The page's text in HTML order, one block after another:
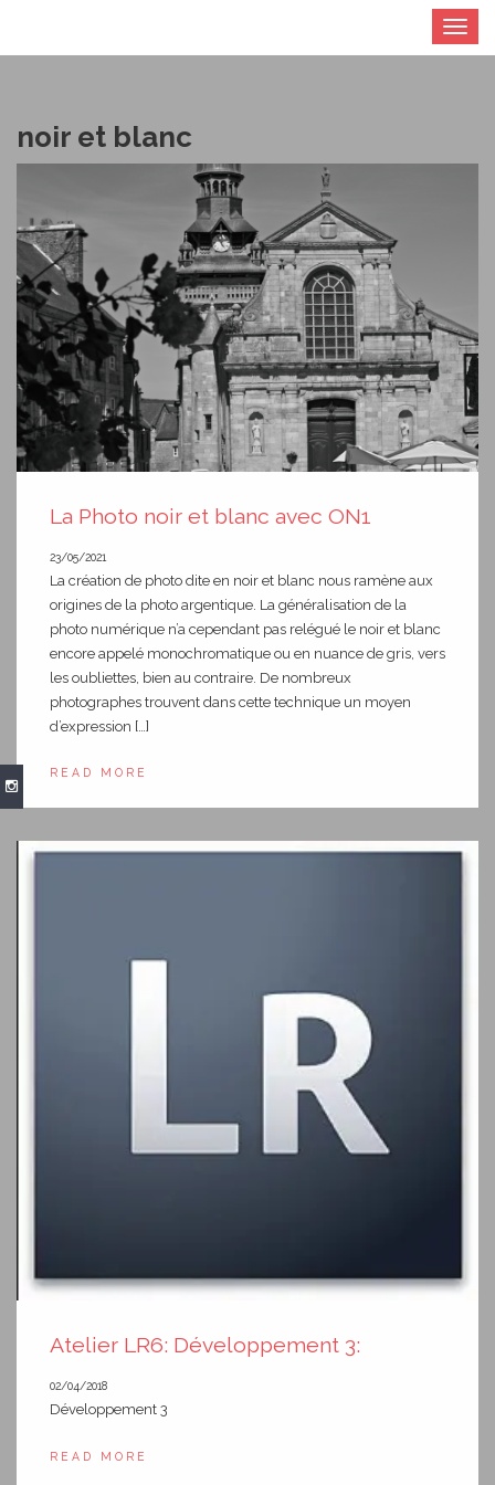
Toggle
noir et blanc
La Photo noir et blanc avec ON1
23/05/2021
La création de photo dite en noir et blanc nous ramène aux
origines de la photo argentique. La généralisation de la
photo numérique n’a cependant pas relégué le noir et blanc
encore appelé monochromatique ou en nuance de gris, vers
les oubliettes, bien au contraire. De nombreux
photographes trouvent dans cette technique un moyen
d’expression […]
READ MORE
Atelier LR6: Développement 3:
02/04/2018
Développement 3
READ MORE